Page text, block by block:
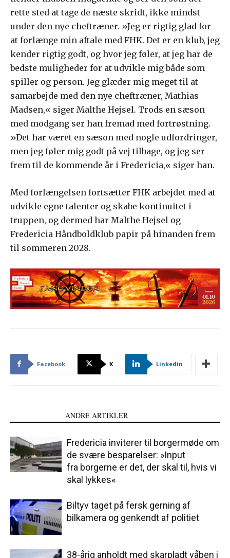
rette sted at tage de næste skridt, ikke mindst
under den nye cheftræner. »Jeg er rigtig glad for
at forlænge min aftale med FHK. Det er en klub, jeg
kender rigtig godt, og hvor jeg føler, at jeg har de
bedste muligheder for at udvikle mig både som
spiller og person. Jeg glæder mig meget til at
samarbejde med den nye cheftræner, Mathias
Madsen,« siger Malthe Hejsel. Trods en sæson
med modgang ser han fremad med fortrøstning.
»Det har været en sæson med nogle udfordringer,
men jeg føler mig godt på vej tilbage, og jeg ser
frem til de kommende år i Fredericia,« siger han.
Med forlængelsen fortsætter FHK arbejdet med at
udvikle egne talenter og skabe kontinuitet i
truppen, og dermed har Malthe Hejsel og
Fredericia Håndboldklub papir på hinanden frem
til sommeren 2028.
Facebook X Linkedin
ANDRE ARTIKLER
Fredericia inviterer til borgermøde om
de svære besparelser: »Input
fra borgerne er det, der skal til, hvis vi
skal lykkes«
Biltyv taget på fersk gerning af
bilkamera og genkendt af politiet
38-årig anholdt med skarpladt våben i